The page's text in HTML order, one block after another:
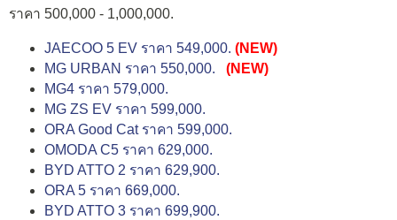
ราคา 500,000 - 1,000,000.
JAECOO 5 EV ราคา 549,000. (NEW)
MG URBAN ราคา 550,000.
(NEW)
MG4 ราคา 579,000.
MG ZS EV ราคา 599,000.
ORA Good Cat ราคา 599,000.
OMODA C5 ราคา 629,000.
BYD ATTO 2 ราคา 629,900.
ORA 5 ราคา 669,000.
BYD ATTO 3 ราคา 699,900.